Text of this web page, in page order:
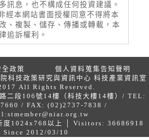
訊息，也不構成任何投資建議。
經本網站書面授權同意不得將本
、複製、儲存、傳播或轉載，本
追訴權利。
政策
個人資料蒐集告知聲明
科技政策研究與資訊中心 科技產業資訊室
All Rights Reserved.
二段106號14樓（科技大樓14樓）/ TEL:
/ FAX: (02)2737-7838 /
stmember@niar.org.tw
度1024x768以上 │ Visitors: 36686918
Since 2012/03/10